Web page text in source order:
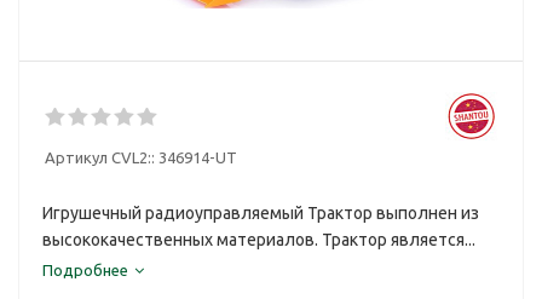
Артикул CVL2:: 346914-UT
Игрушечный радиоуправляемый Трактор выполнен из
высококачественных материалов. Трактор является...
Подробнее